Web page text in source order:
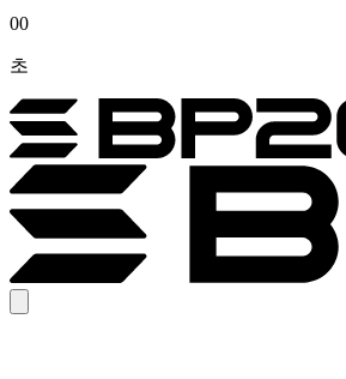
00
초